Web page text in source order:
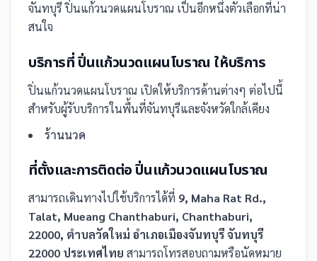
จันทบุรี ปิ่นแก้วนวดแผนโบราณ เป็นอีกหนึ่งตัวเลือกที่น่า
สนใจ
บริการที่ปิ่นแก้วนวดแผนโบราณ ให้บริการ
ปิ่นแก้วนวดแผนโบราณ เปิดให้บริการด้านต่างๆ ต่อไปนี้
สำหรับผู้รับบริการในพื้นที่จันทบุรีและจังหวัดใกล้เคียง
ร้านนวด
ที่ตั้งและการติดต่อปิ่นแก้วนวดแผนโบราณ
สามารถเดินทางไปใช้บริการได้ที่ 9, Maha Rat Rd.,
Talat, Mueang Chanthaburi, Chanthaburi,
22000, ตำบลวัดใหม่ อำเภอเมืองจันทบุรี จันทบุรี
22000 ประเทศไทย สามารถโทรสอบถามหรือนัดหมาย